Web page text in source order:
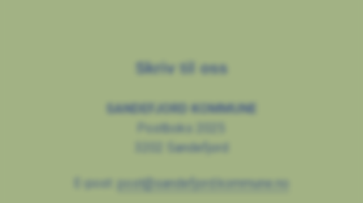
Skriv til oss
SANDEFJORD KOMMUNE
Postboks 2025
3202 Sandefjord
E-post: post@sandefjord.kommune.no